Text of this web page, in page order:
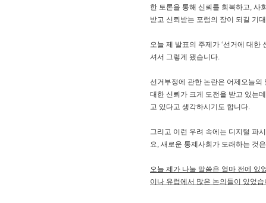
한 토론을 통해 신뢰를 회복하고, 사
받고 신뢰받는 포럼의 장이 되길 기
오늘 제 발표의 주제가 ‘선거에 대
셔서 그렇게 됐습니다.
선거부정에 관한 논란은 어제오늘의
대한 신뢰가 크게 도전을 받고 있는
고 있다고 생각하시기도 합니다.
그리고 이런 우려 속에는 디지털 파
요, 새로운 통제사회가 도래하는 것
오늘 제가 나눌 말씀은 얼마 전에 있
이나 유럽에서 많은 논의들이 있었